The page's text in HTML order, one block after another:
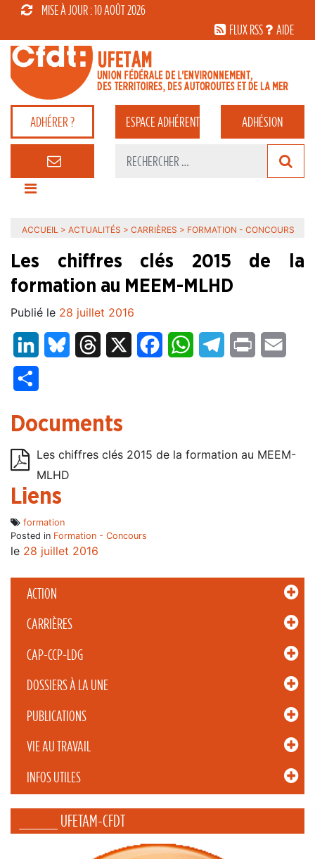
MISE À JOUR : 10 AOÛT 2026
FLUX RSS
AIDE
ADHÉRER ? ESPACEADHÉRENT ADHÉSION
ACTION
CARRIÈRES
CAP-CCP-LDG
DOSSIERS À LA UNE
PUBLICATIONS
VIE AU TRAVAIL
INFOS UTILES
_____ UFETAM-CFDT
ACCUEIL > ACTUALITÉS > CARRIÈRES > FORMATION - CONCOURS
Les chiffres clés 2015 de la
formation au MEEM-MLHD
Publié le 28 juillet 2016
LinkedInBluesky Threads FacebookWhatsAppTelegram
Print
Documents
Les chiffres clés 2015 de la formation au MEEM-
MLHD
Liens
formation
Posted in Formation - Concours
le 28 juillet 2016